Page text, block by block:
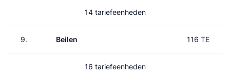
14 tariefeenheden
9. Beilen 116 TE
16 tariefeenheden